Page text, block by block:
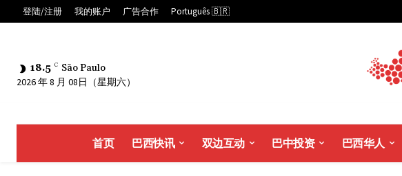
登陆/注册 我的账户 广告合作 Português 🇧🇷
18.5 C São Paulo
2026 年 8 月 08日（星期六）
首页 巴西快讯 双边互动 巴中投资 巴西华人